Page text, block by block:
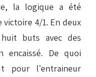
la logique a été
victoire 4/1. En deux
buts avec des
encaissé. De quoi
pour l'entraineur